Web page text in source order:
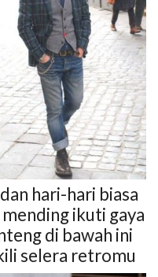
hari-hari biasa
ikuti gaya
di bawah ini
selera retromu